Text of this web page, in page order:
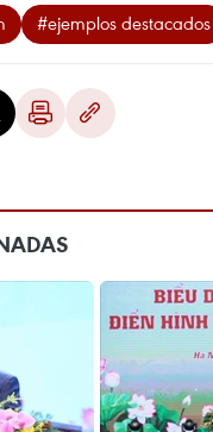
#ejemplos destacados